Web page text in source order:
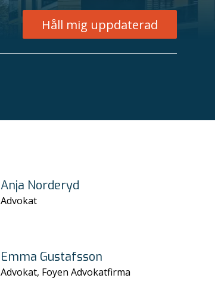
Håll mig uppdaterad
Anja Norderyd
Advokat
Emma Gustafsson
Advokat, Foyen Advokatfirma